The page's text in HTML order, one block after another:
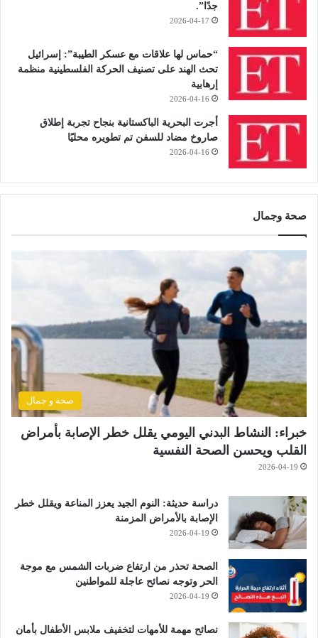
جدًا”.
2026-04-17
“حماس لها علاقات مع عسكر الطيبة”: إسرائيل
تحث الهند على تصنيف الحركة الفلسطينية منظمة
إرهابية
2026-04-16
أجرت البحرية الباكستانية بنجاح تجربة إطلاق
صاروخ مضاد للسفن تم تطويره محليًا
2026-04-16
صحة وجمال
صحة و جمال
خبراء: النشاط البدني اليومي يقلل خطر الإصابة بأمراض
القلب ويحسن الصحة النفسية
2026-04-19
دراسة حديثة: النوم الجيد يعزز المناعة ويقلل خطر
الإصابة بالأمراض المزمنة
2026-04-19
الصحة تحذر من ارتفاع ضربات الشمس مع موجة
الحر وتوجه نصائح عاجلة للمواطنين
2026-04-19
نصائح مهمة للأمهات لتخفيف ملابس الأطفال بأمان